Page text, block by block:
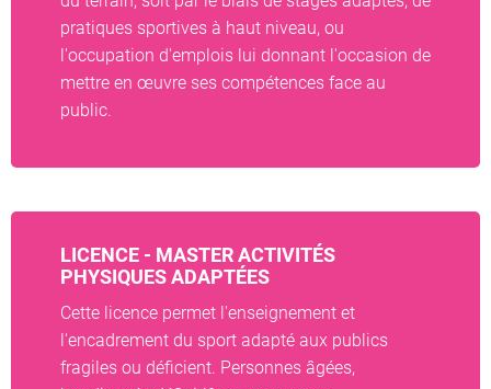
pratiques sportives à haut niveau, ou
l'occupation d'emplois lui donnant l'occasion de
mettre en œuvre ses compétences face au
public.
LICENCE - MASTER ACTIVITÉS
PHYSIQUES ADAPTÉES
Cette licence permet l'enseignement et
l'encadrement du sport adapté aux publics
fragiles ou déficient. Personnes âgées,